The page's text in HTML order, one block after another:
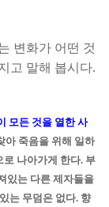
변화가 어떤 것
고 말해 봅시다.
모든 것을 열한 사
아 죽음을 위해 일하
로 나아가게 한다. 부
있는 다른 제자들을
는 무덤은 없다. 향